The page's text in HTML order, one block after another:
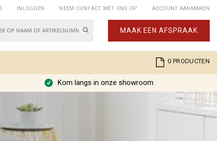
INLOGGEN NEEM CONTACT MET ONS OP ACCOUNT AANMAKEN
Cart
0 PRODUCTEN
Zoek MAAK EEN AFSPRAAK
Kom langs in onze showroom